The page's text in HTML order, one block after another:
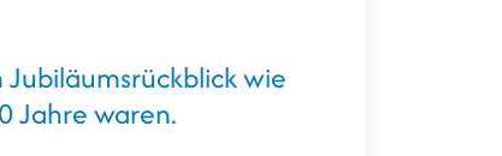
Jubiläumsrückblick wie
Jahre waren.